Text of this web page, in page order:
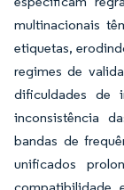
multinacionais
etiquetas,
regimes de
dificuldades de
inconsistência
bandas de
unificados